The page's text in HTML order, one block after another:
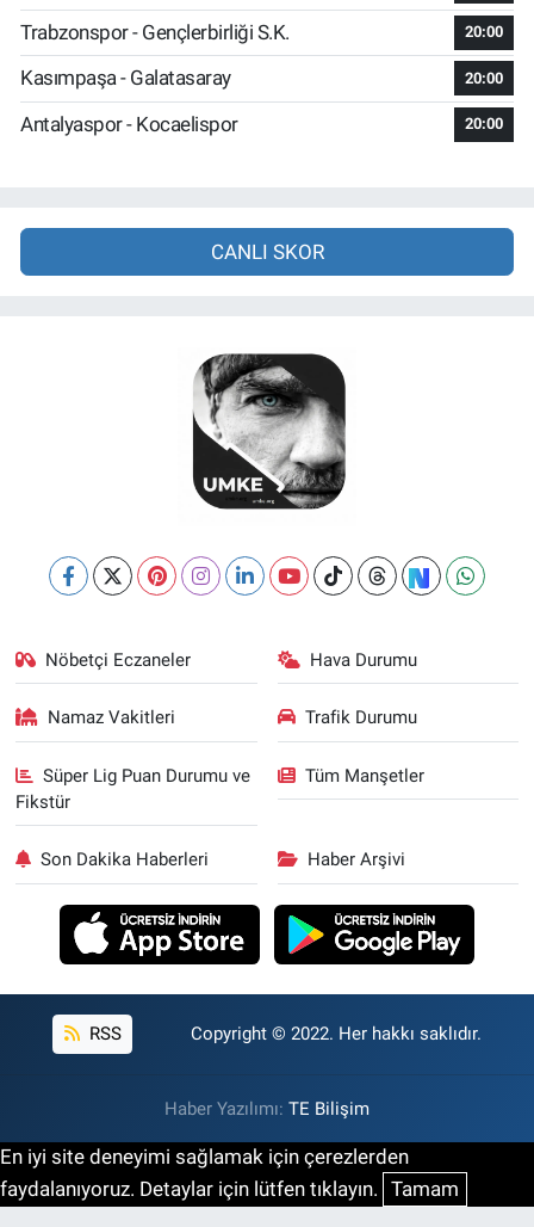
Trabzonspor - Gençlerbirliği S.K. 20:00
Kasımpaşa - Galatasaray 20:00
Antalyaspor - Kocaelispor 20:00
CANLI SKOR
Nöbetçi Eczaneler Hava Durumu
Namaz Vakitleri Trafik Durumu
Süper Lig Puan Durumu ve
Fikstür
Tüm Manşetler
Son Dakika Haberleri Haber Arşivi
RSS Copyright © 2022. Her hakkı saklıdır.
Haber Yazılımı: TE Bilişim
En iyi site deneyimi sağlamak için çerezlerden
faydalanıyoruz. Detaylar için lütfen tıklayın. Tamam